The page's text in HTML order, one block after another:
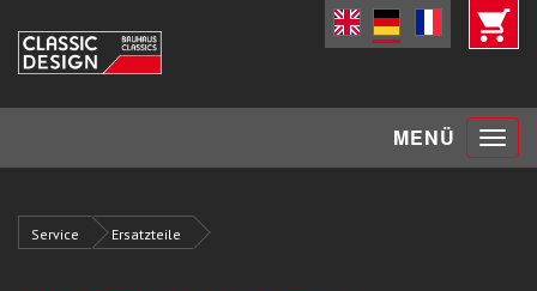
MENÜ Toggle
Service Ersatzteile